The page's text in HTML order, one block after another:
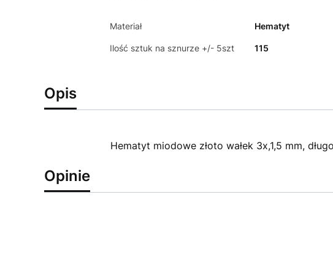
Materiał Hematyt
Ilość sztuk na sznurze +/- 5szt 115
Opis
Hematyt miodowe złoto wałek 3x,1,5 mm,
Opinie